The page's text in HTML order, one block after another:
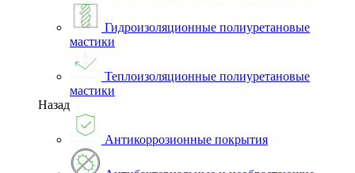
Гидроизоляционные полиуретановые
мастики
Теплоизоляционные полиуретановые
мастики
Назад
Антикоррозионные покрытия